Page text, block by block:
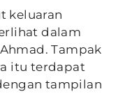
keluaran
dalam
Tampak
itu terdapat
tampilan